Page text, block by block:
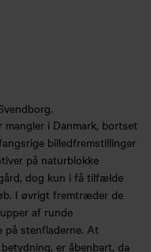
i Danmark, bortset
billedfremstillinger
på naturblokke
dog kun i få tilfælde
I øvrigt fremtræder de
af runde
på stenfladerne. At
er åbenbart, da